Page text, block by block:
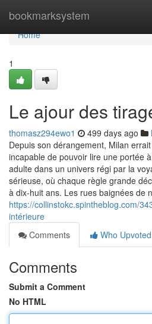
bookmarksystem
Home
Home
1
Le ajour des
thomasz294ewo1 499 days ago
Depuis son dérangement, Milan
incapable de pouvoir lire une portée
adulte dans un univers régi par la
sérieuse, où chaque règle grande
à dix-huit ans. Les rues baignées de
https://collinstokc.spintheblog.com/
intérieure
Comments
Who Upvoted
Comments
Submit a Comment
No HTML